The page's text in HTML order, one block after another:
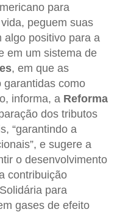
para
peguem suas
algo positivo para a
em um sistema de
, em que as
garantidas como
informa, a Reforma
dos tributos
“garantindo a
e sugere a
o desenvolvimento
contribuição
para
gases de efeito